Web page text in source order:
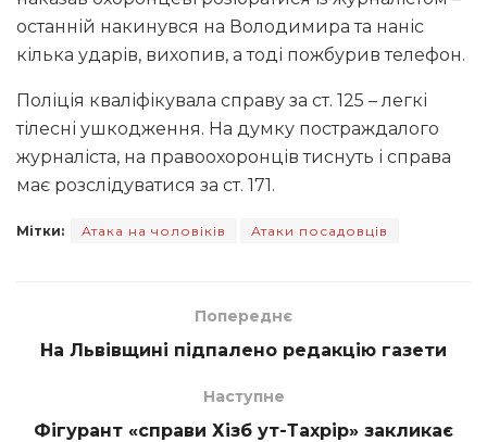
останній накинувся на Володимира та наніс
кілька ударів, вихопив, а тоді пожбурив телефон.
Поліція кваліфікувала справу за ст. 125 – легкі
тілесні ушкодження. На думку постраждалого
журналіста, на правоохоронців тиснуть і справа
має розслідуватися за ст. 171.
Мітки: Атака на чоловіків Атаки посадовців
Попереднє
На Львівщині підпалено редакцію газети
Наступне
Фігурант «справи Хізб ут-Тахрір» закликає